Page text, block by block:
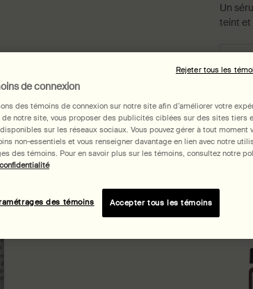
Un
teint et
de connexion
des témoins de connexion sur notre site afin d’améliorer votre
de notre site, vous proposer des publicités ciblées sur des sites tiers
sur les réseaux sociaux. Vous pouvez gérer à tout moment
non-essentiels et vous renseigner davantage en lien avec notre
des témoins. Pour en savoir plus sur les témoins, consultez notre
des témoins Accepter tous les témoins
Rejeter tous les